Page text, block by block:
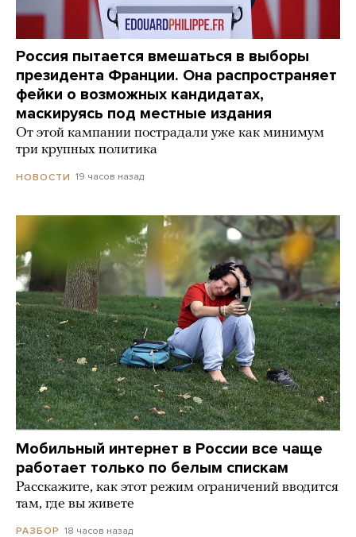
Россия пытается вмешаться в выборы
президента Франции. Она распространяет
фейки о возможных кандидатах,
маскируясь под местные издания
От этой кампании пострадали уже как минимум
три крупных политика
НОВОСТИ 19 часов назад
Мобильный интернет в России все чаще
работает только по белым спискам
Расскажите, как этот режим ограничений вводится
там, где вы живете
РАЗБОР 18 часов назад